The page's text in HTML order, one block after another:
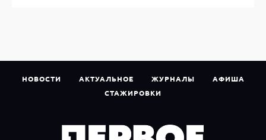
НОВОСТИ АКТУАЛЬНОЕ ЖУРНАЛЫ
АФИША
СТАЖИРОВКИ